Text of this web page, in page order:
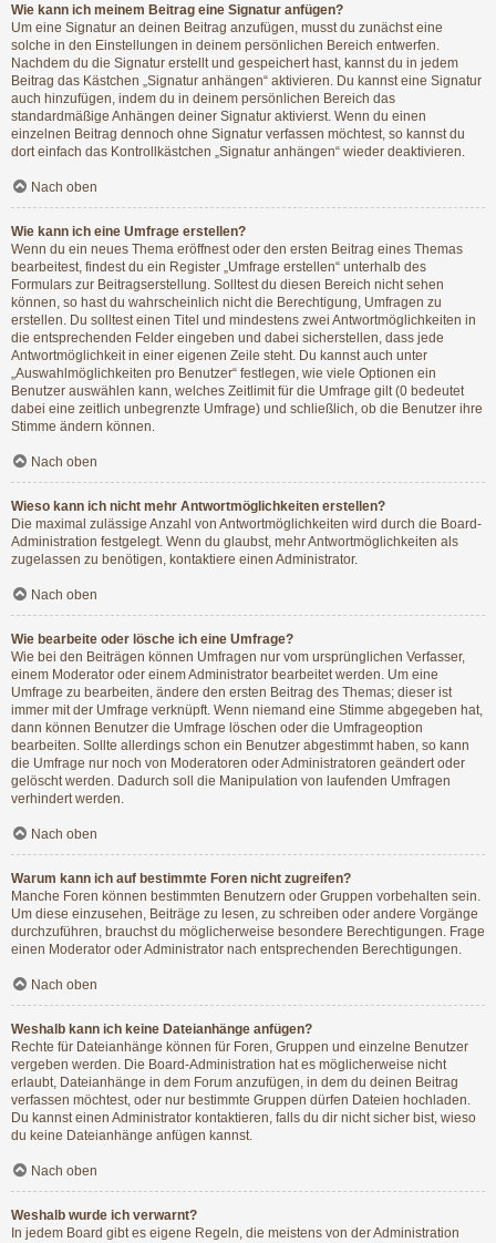
Wie kann ich meinem Beitrag eine Signatur anfügen?
Um eine Signatur an deinen Beitrag anzufügen, musst du zunächst eine
solche in den Einstellungen in deinem persönlichen Bereich entwerfen.
Nachdem du die Signatur erstellt und gespeichert hast, kannst du in jedem
Beitrag das Kästchen „Signatur anhängen“ aktivieren. Du kannst eine Signatur
auch hinzufügen, indem du in deinem persönlichen Bereich das
standardmäßige Anhängen deiner Signatur aktivierst. Wenn du einen
einzelnen Beitrag dennoch ohne Signatur verfassen möchtest, so kannst du
dort einfach das Kontrollkästchen „Signatur anhängen“ wieder deaktivieren.
Nach oben
Wie kann ich eine Umfrage erstellen?
Wenn du ein neues Thema eröffnest oder den ersten Beitrag eines Themas
bearbeitest, findest du ein Register „Umfrage erstellen“ unterhalb des
Formulars zur Beitragserstellung. Solltest du diesen Bereich nicht sehen
können, so hast du wahrscheinlich nicht die Berechtigung, Umfragen zu
erstellen. Du solltest einen Titel und mindestens zwei Antwortmöglichkeiten in
die entsprechenden Felder eingeben und dabei sicherstellen, dass jede
Antwortmöglichkeit in einer eigenen Zeile steht. Du kannst auch unter
„Auswahlmöglichkeiten pro Benutzer“ festlegen, wie viele Optionen ein
Benutzer auswählen kann, welches Zeitlimit für die Umfrage gilt (0 bedeutet
dabei eine zeitlich unbegrenzte Umfrage) und schließlich, ob die Benutzer ihre
Stimme ändern können.
Nach oben
Wieso kann ich nicht mehr Antwortmöglichkeiten erstellen?
Die maximal zulässige Anzahl von Antwortmöglichkeiten wird durch die Board-
Administration festgelegt. Wenn du glaubst, mehr Antwortmöglichkeiten als
zugelassen zu benötigen, kontaktiere einen Administrator.
Nach oben
Wie bearbeite oder lösche ich eine Umfrage?
Wie bei den Beiträgen können Umfragen nur vom ursprünglichen Verfasser,
einem Moderator oder einem Administrator bearbeitet werden. Um eine
Umfrage zu bearbeiten, ändere den ersten Beitrag des Themas; dieser ist
immer mit der Umfrage verknüpft. Wenn niemand eine Stimme abgegeben hat,
dann können Benutzer die Umfrage löschen oder die Umfrageoption
bearbeiten. Sollte allerdings schon ein Benutzer abgestimmt haben, so kann
die Umfrage nur noch von Moderatoren oder Administratoren geändert oder
gelöscht werden. Dadurch soll die Manipulation von laufenden Umfragen
verhindert werden.
Nach oben
Warum kann ich auf bestimmte Foren nicht zugreifen?
Manche Foren können bestimmten Benutzern oder Gruppen vorbehalten sein.
Um diese einzusehen, Beiträge zu lesen, zu schreiben oder andere Vorgänge
durchzuführen, brauchst du möglicherweise besondere Berechtigungen. Frage
einen Moderator oder Administrator nach entsprechenden Berechtigungen.
Nach oben
Weshalb kann ich keine Dateianhänge anfügen?
Rechte für Dateianhänge können für Foren, Gruppen und einzelne Benutzer
vergeben werden. Die Board-Administration hat es möglicherweise nicht
erlaubt, Dateianhänge in dem Forum anzufügen, in dem du deinen Beitrag
verfassen möchtest, oder nur bestimmte Gruppen dürfen Dateien hochladen.
Du kannst einen Administrator kontaktieren, falls du dir nicht sicher bist, wieso
du keine Dateianhänge anfügen kannst.
Nach oben
Weshalb wurde ich verwarnt?
In jedem Board gibt es eigene Regeln, die meistens von der Administration